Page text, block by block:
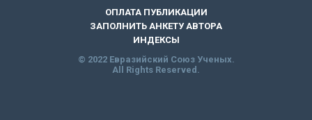
ОПЛАТА ПУБЛИКАЦИИ
ЗАПОЛНИТЬ АНКЕТУ АВТОРА
ИНДЕКСЫ
© 2022 Евразийский Союз Ученых.
All Rights Reserved.